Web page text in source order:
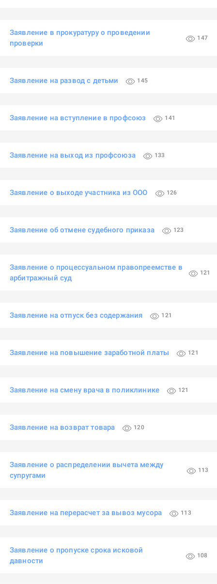
Заявление в прокуратуру о проведении
проверки
147
Заявление на развод с детьми 145
Заявление на вступление в профсоюз 141
Заявление на выход из профсоюза 133
Заявление о выходе участника из ООО 126
Заявление об отмене судебного приказа 123
Заявление о процессуальном правопреемстве в
арбитражный суд
121
Заявление на отпуск без содержания 121
Заявление на повышение заработной платы 121
Заявление на смену врача в поликлинике 121
Заявление на возврат товара 120
Заявление о распределении вычета между
супругами
113
Заявление на перерасчет за вывоз мусора 113
Заявление о пропуске срока исковой
давности
108